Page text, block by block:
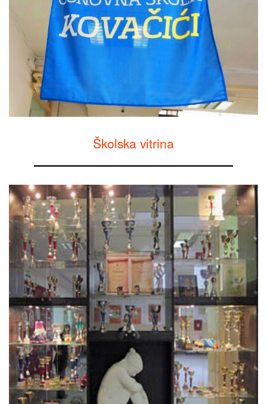
Školska vitrina